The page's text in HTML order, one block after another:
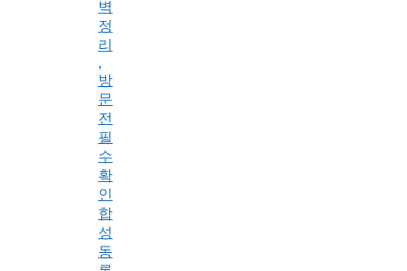
벽
정
리
,
방
문
전
필
수
확
인
합
성
동